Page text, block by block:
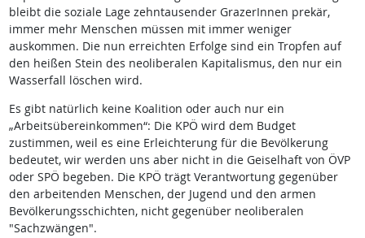
bleibt die soziale Lage zehntausender GrazerInnen prekär,
immer mehr Menschen müssen mit immer weniger
auskommen. Die nun erreichten Erfolge sind ein Tropfen auf
den heißen Stein des neoliberalen Kapitalismus, den nur ein
Wasserfall löschen wird.
Es gibt natürlich keine Koalition oder auch nur ein
„Arbeitsübereinkommen“: Die KPÖ wird dem Budget
zustimmen, weil es eine Erleichterung für die Bevölkerung
bedeutet, wir werden uns aber nicht in die Geiselhaft von ÖVP
oder SPÖ begeben. Die KPÖ trägt Verantwortung gegenüber
den arbeitenden Menschen, der Jugend und den armen
Bevölkerungsschichten, nicht gegenüber neoliberalen
"Sachzwängen".